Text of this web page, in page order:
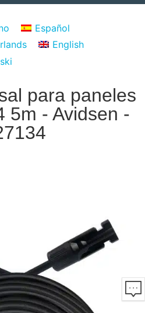
Español
English
para paneles
5m - Avidsen -